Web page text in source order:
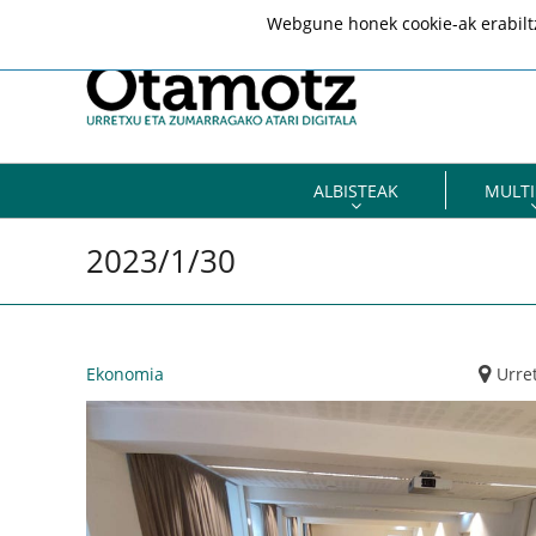
ALBISTEAK
2023/1/30
Ekonomia
Webgune honek cookie-ak